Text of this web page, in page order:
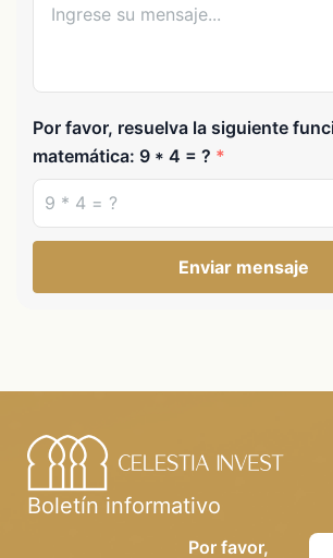
Por favor, resuelva la siguiente
matemática: 9 * 4 = ?
Enviar mensaje
Boletín informativo
Por favor,